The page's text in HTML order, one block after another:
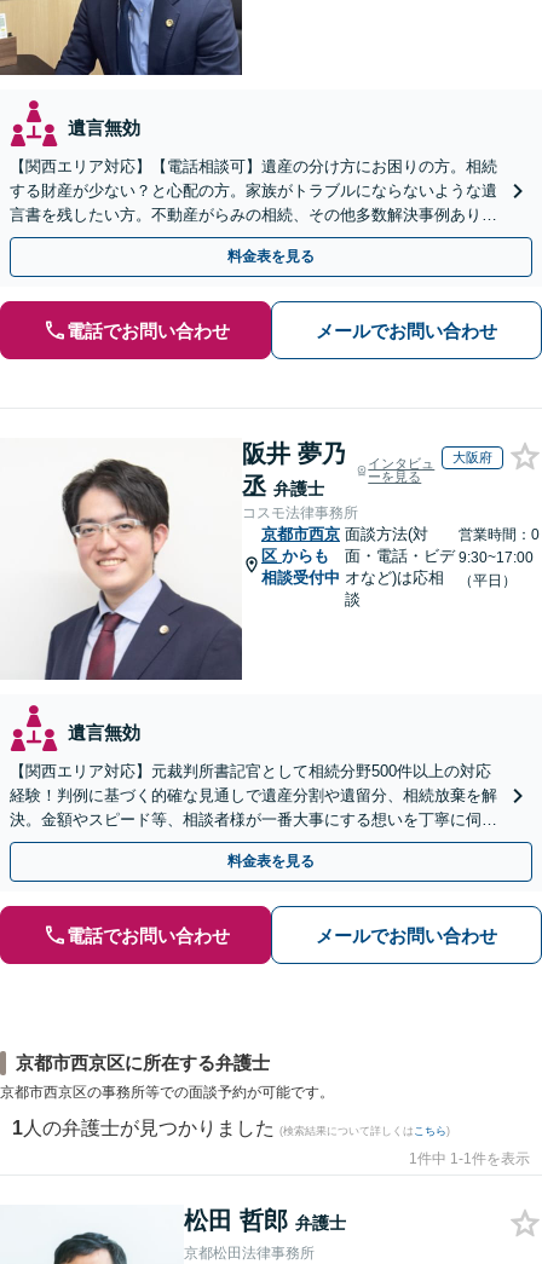
遺言無効
【関西エリア対応】【電話相談可】遺産の分け方にお困りの方。相続
する財産が少ない？と心配の方。家族がトラブルにならないような遺
言書を残したい方。不動産がらみの相続、その他多数解決事例あり。
親身に対応します【夜間・休日面談】【初回相談無料】
料金表を見る
電話でお問い合わせ メールでお問い合わせ
阪井 夢乃
丞 弁護士
インタビュ
ーを見る
大阪府
コスモ法律事務所
京都市西京
区 からも
相談受付中
面談方法(対
面・電話・ビデ
オなど)は応相
談
営業時間：0
9:30~17:00
（平日）
遺言無効
【関西エリア対応】元裁判所書記官として相続分野500件以上の対応
経験！判例に基づく的確な見通しで遺産分割や遺留分、相続放棄を解
決。金額やスピード等、相談者様が一番大事にする想いを丁寧に伺い
最善の解決策を提案【WEB面談可】
料金表を見る
電話でお問い合わせ メールでお問い合わせ
京都市西京区に所在する弁護士
京都市西京区の事務所等での面談予約が可能です。
1 人の弁護士が見つかりました (検索結果について詳しくは こちら)
1件中 1-1件を表示
松田 哲郎 弁護士
京都松田法律事務所